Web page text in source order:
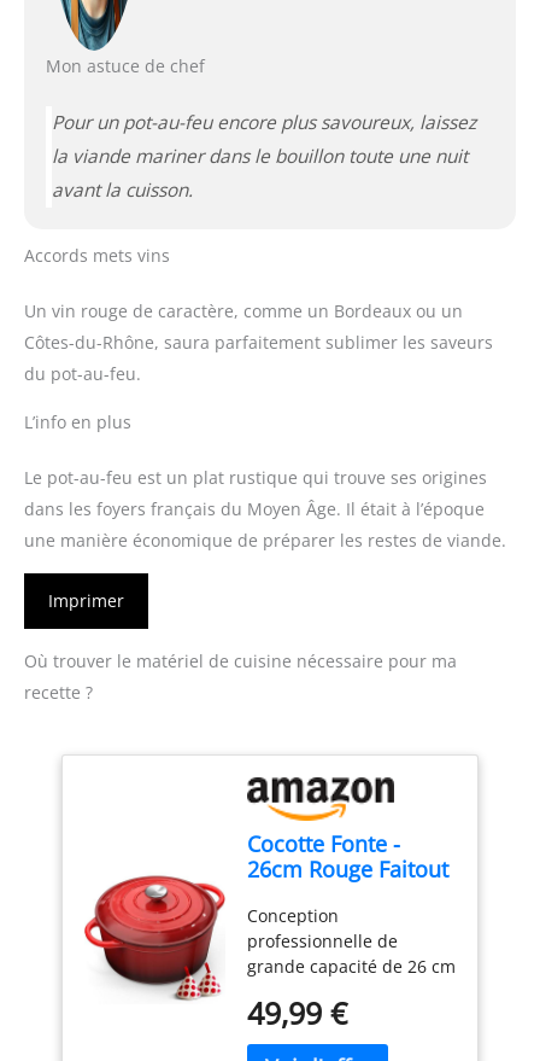
Mon astuce de chef
Pour un pot-au-feu encore plus savoureux, laissez
la viande mariner dans le bouillon toute une nuit
avant la cuisson.
Accords mets vins
Un vin rouge de caractère, comme un Bordeaux ou un
Côtes-du-Rhône, saura parfaitement sublimer les saveurs
du pot-au-feu.
L’info en plus
Le pot-au-feu est un plat rustique qui trouve ses origines
dans les foyers français du Moyen Âge. Il était à l’époque
une manière économique de préparer les restes de viande.
Imprimer
Où trouver le matériel de cuisine nécessaire pour ma
recette ?
Cocotte Fonte -
26cm Rouge Faitout
Hollandais avec
Couvercle, Topbooc
5L Dutch Oven
Émaillée
Compatible
Induction, Gaz,
Conception
professionnelle de
grande capacité de 26 cm
Topbooc casserole ronde
classique de 26 cm de
49,99 €